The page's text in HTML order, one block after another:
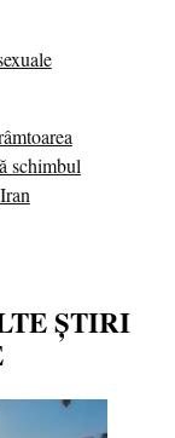
schimbul
ȘTIRI